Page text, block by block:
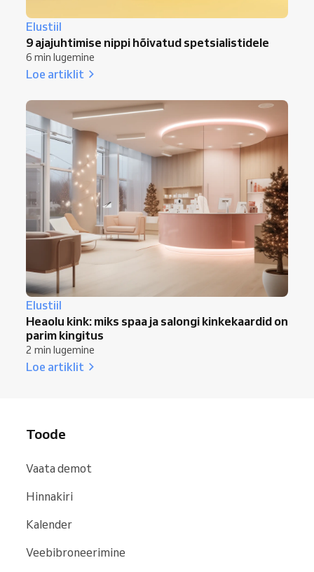
Elustiil
9 ajajuhtimise nippi hõivatud spetsialistidele
6 min lugemine
Loe artiklit
Elustiil
Heaolu kink: miks spaa ja salongi kinkekaardid on
parim kingitus
2 min lugemine
Loe artiklit
Toode
Vaata demot
Hinnakiri
Kalender
Veebibroneerimine